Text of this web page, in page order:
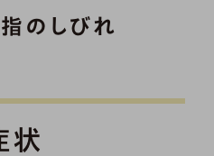
のしびれ
状